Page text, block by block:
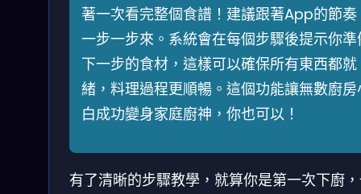
著一次看完整個食譜！建議跟著App的節奏
一步一步來。系統會在每個步驟後提示你準
下一步的食材，這樣可以確保所有東西都就
緒，料理過程更順暢。這個功能讓無數廚房
白成功變身家庭廚神，你也可以！
有了清晰的步驟教學，就算你是第一次下廚